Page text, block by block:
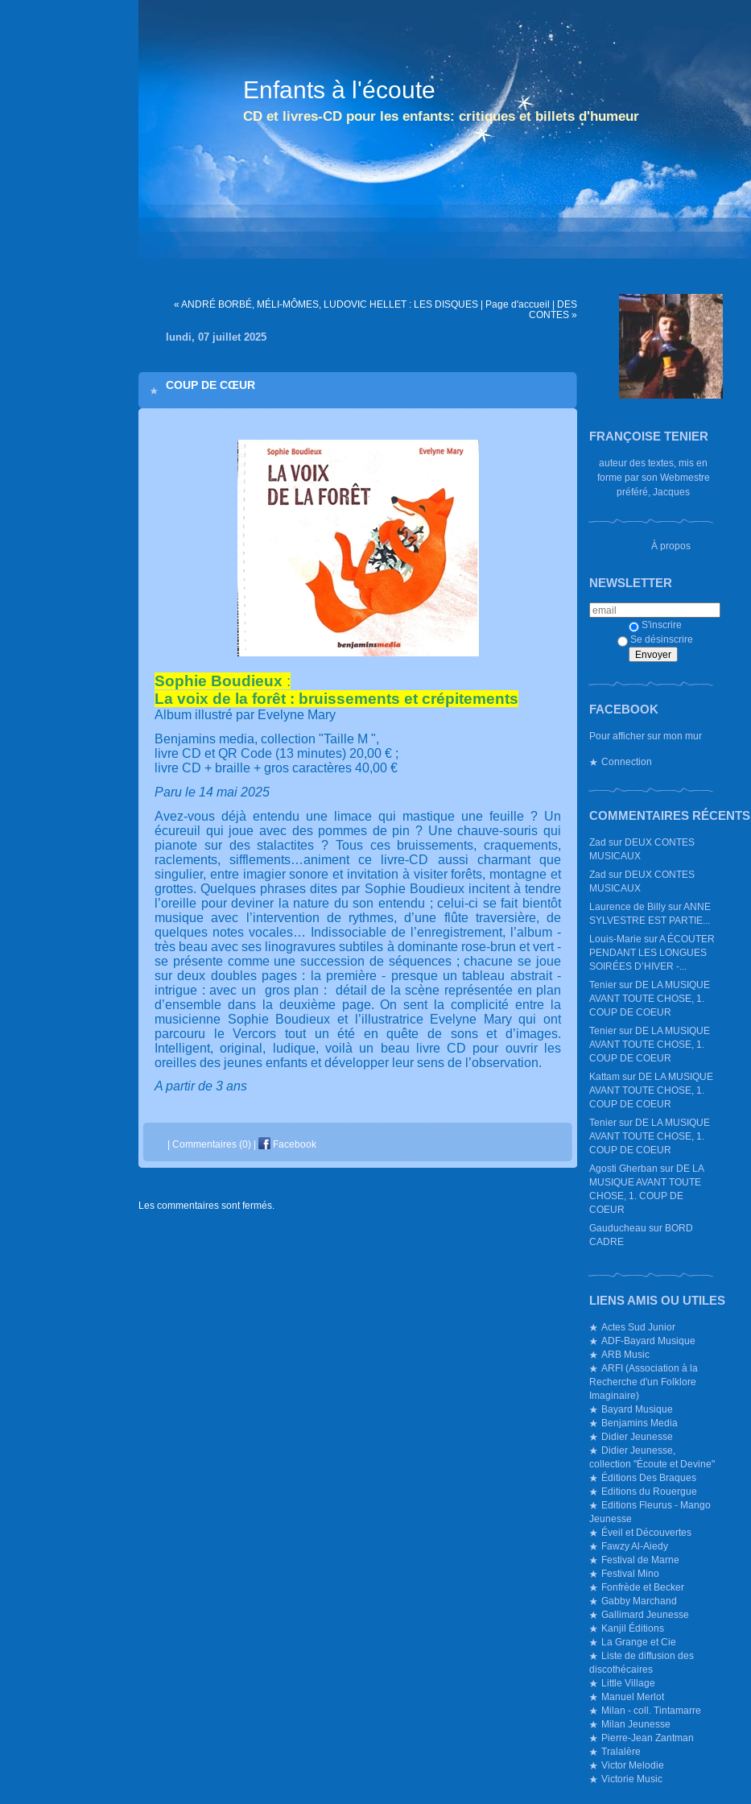
Enfants à l'écoute
CD et livres-CD pour les enfants: critiques et billets d'humeur
FRANÇOISE TENIER
auteur des textes, mis en
forme par son Webmestre
préféré, Jacques
À propos
NEWSLETTER
S'inscrire
Se désinscrire
FACEBOOK
Pour afficher sur mon mur
Connection
COMMENTAIRES RÉCENTS
Zad sur DEUX CONTES
MUSICAUX
Zad sur DEUX CONTES
MUSICAUX
Laurence de Billy surANNE
SYLVESTRE EST PARTIE...
Louis-Marie surA ÉCOUTER
PENDANT LES LONGUES
SOIRÉES D’HIVER -...
Tenier sur DE LA MUSIQUE
AVANT TOUTE CHOSE, 1.
COUP DE COEUR
Tenier sur DE LA MUSIQUE
AVANT TOUTE CHOSE, 1.
COUP DE COEUR
Kattam sur DE LA MUSIQUE
AVANT TOUTE CHOSE, 1.
COUP DE COEUR
Tenier sur DE LA MUSIQUE
AVANT TOUTE CHOSE, 1.
COUP DE COEUR
Agosti Gherban sur DE LA
MUSIQUE AVANT TOUTE
CHOSE, 1. COUP DE
COEUR
Gauducheau sur BORD
CADRE
LIENS AMIS OU UTILES
Actes Sud Junior
ADF-Bayard Musique
ARB Music
ARFI (Association à la
Recherche d'un Folklore
Imaginaire)
Bayard Musique
Benjamins Media
Didier Jeunesse
Didier Jeunesse,
collection "Écoute et Devine"
Éditions Des Braques
Editions du Rouergue
Editions Fleurus - Mango
Jeunesse
Éveil et Découvertes
Fawzy Al-Aiedy
Festival de Marne
Festival Mino
Fonfrède et Becker
Gabby Marchand
Gallimard Jeunesse
Kanjil Éditions
La Grange et Cie
Liste de diffusion des
discothécaires
Little Village
Manuel Merlot
Milan - coll. Tintamarre
Milan Jeunesse
Pierre-Jean Zantman
Tralalère
Victor Melodie
Victorie Music
« ANDRÉ BORBÉ, MÉLI-MÔMES, LUDOVIC HELLET : LES DISQUES | Page d'accueil | DES
CONTES »
lundi, 07 juillet 2025
COUP DE CŒUR
Sophie Boudieux :
La voix de la forêt : bruissements et crépitements
Album illustré par Evelyne Mary
Benjamins media, collection "Taille M ",
livre CD et QR Code (13 minutes) 20,00 € ;
livre CD + braille + gros caractères 40,00 €
Paru le 14 mai 2025
Avez-vous déjà entendu une limace qui mastique une feuille ? Un
écureuil qui joue avec des pommes de pin ? Une chauve-souris qui
pianote sur des stalactites ? Tous ces bruissements, craquements,
raclements, sifflements…animent ce livre-CD aussi charmant que
singulier, entre imagier sonore et invitation à visiter forêts, montagne et
grottes. Quelques phrases dites par Sophie Boudieux incitent à tendre
l’oreille pour deviner la nature du son entendu ; celui-ci se fait bientôt
musique avec l’intervention de rythmes, d’une flûte traversière, de
quelques notes vocales… Indissociable de l’enregistrement, l’album -
très beau avec ses linogravures subtiles à dominante rose-brun et vert -
se présente comme une succession de séquences ; chacune se joue
sur deux doubles pages : la première - presque un tableau abstrait -
intrigue : avec un
gros plan :
détail de la scène représentée en plan
d’ensemble dans la deuxième page. On sent la complicité entre la
musicienne Sophie Boudieux et l’illustratrice Evelyne Mary qui ont
parcouru le Vercors tout un été en quête de sons et d’images.
Intelligent, original, ludique, voilà un beau livre CD pour ouvrir les
oreilles des jeunes enfants et développer leur sens de l’observation.
A partir de 3 ans
| Commentaires (0) | Facebook
Les commentaires sont fermés.